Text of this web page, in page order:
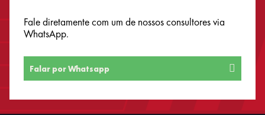
Fale diretamente com um de nossos consultores via
WhatsApp.
Falar por Whatsapp